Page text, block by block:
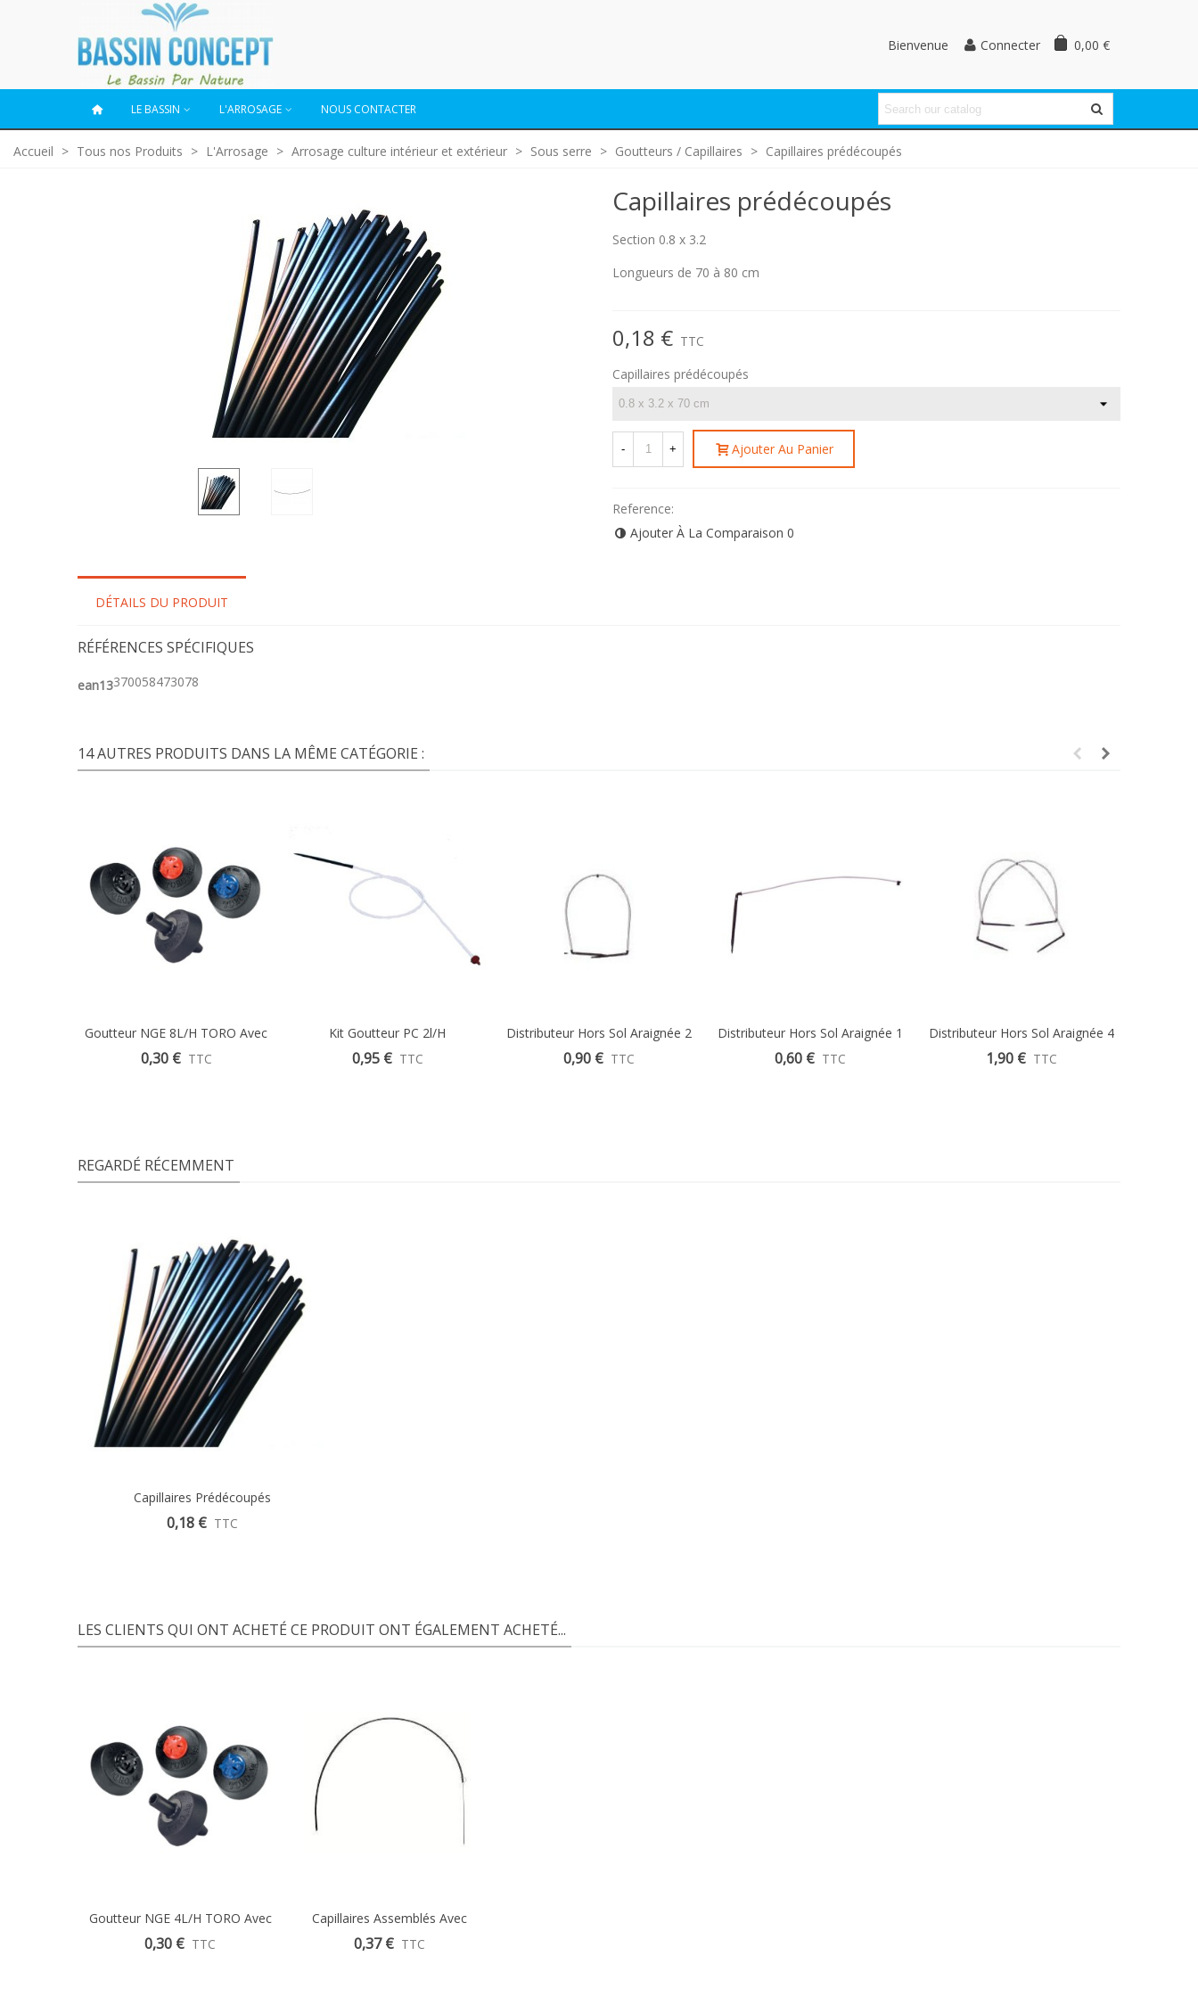
Bienvenue Connecter 0,00 €
LE BASSIN L'ARROSAGE NOUS CONTACTER
Accueil > Tous nos Produits > L'Arrosage > Arrosage culture intérieur et extérieur > Sous serre > Goutteurs / Capillaires > Capillaires prédécoupés
Capillaires prédécoupés
Section 0.8 x 3.2
Longueurs de 70 à 80 cm
0,18 € TTC
Capillaires prédécoupés
- + Ajouter Au Panier
Reference:
Ajouter À La Comparaison 0
DÉTAILS DU PRODUIT
RÉFÉRENCES SPÉCIFIQUES
ean13370058473078
14 AUTRES PRODUITS DANS LA MÊME CATÉGORIE :
Goutteur NGE 8L/H TORO Avec
Clapet Anti-Vidange
Autonettoyant
0,30 € TTC
Kit Goutteur PC 2l/H
0,95 € TTC
Distributeur Hors Sol Araignée 2
Sorties 70 Cm + Piquet Coudé
0,90 € TTC
Distributeur Hors Sol Araignée 1
Sortie 70 Cm + Piquet Coudé 15
0,60 € TTC
Distributeur Hors Sol Araignée 4
Sorties 70 Cm + Piquet Coudé
1,90 € TTC
REGARDÉ RÉCEMMENT
Capillaires Prédécoupés
0,18 € TTC
LES CLIENTS QUI ONT ACHETÉ CE PRODUIT ONT ÉGALEMENT ACHETÉ...
Goutteur NGE 4L/H TORO Avec
Clapet Anti-Vidange
Autonettoyant
0,30 € TTC
Capillaires Assemblés Avec
Piquet Inox
0,37 € TTC